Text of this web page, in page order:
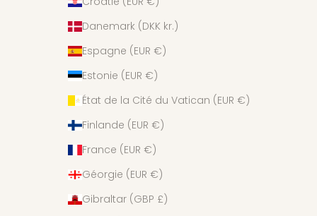
Danemark (DKK kr.)
Espagne (EUR €)
Estonie (EUR €)
État de la Cité du Vatican (EUR €)
Finlande (EUR €)
France (EUR €)
Géorgie (EUR €)
Gibraltar (GBP £)